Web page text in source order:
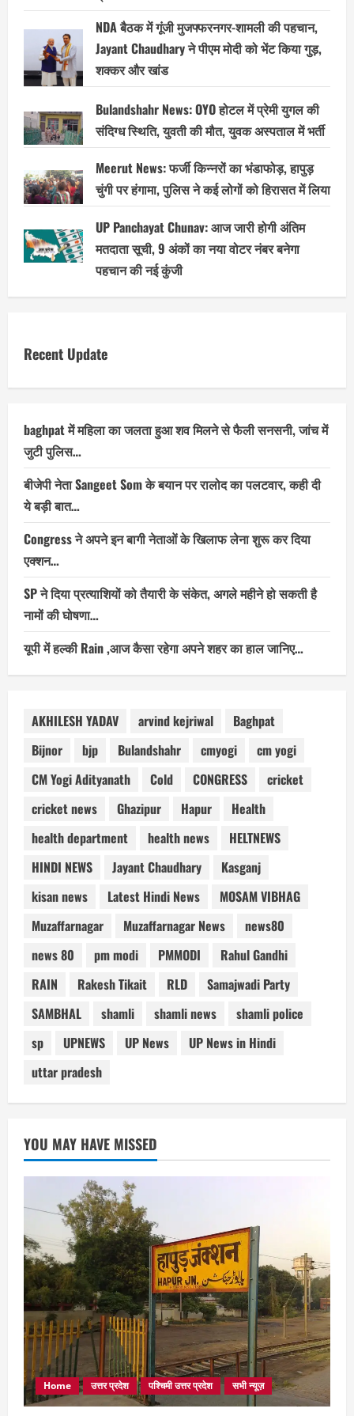
NDA बैठक में गूंजी मुजफ्फरनगर-शामली की पहचान,
Jayant Chaudhary ने पीएम मोदी को भेंट किया गुड़,
शक्कर और खांड
Bulandshahr News: OYO होटल में प्रेमी युगल की
संदिग्ध स्थिति, युवती की मौत, युवक अस्पताल में भर्ती
Meerut News: फर्जी किन्नरों का भंडाफोड़, हापुड़
चुंगी पर हंगामा, पुलिस ने कई लोगों को हिरासत में लिया
UP Panchayat Chunav: आज जारी होगी अंतिम
मतदाता सूची, 9 अंकों का नया वोटर नंबर बनेगा
पहचान की नई कुंजी
Recent Update
baghpat में महिला का जलता हुआ शव मिलने से फैली सनसनी, जांच में
जुटी पुलिस…
बीजेपी नेता Sangeet Som के बयान पर रालोद का पलटवार, कही दी
ये बड़ी बात…
Congress ने अपने इन बागी नेताओं के खिलाफ लेना शुरू कर दिया
एक्शन…
SP ने दिया प्रत्याशियों को तैयारी के संकेत, अगले महीने हो सकती है
नामों की घोषणा…
यूपी में हल्की Rain ,आज कैसा रहेगा अपने शहर का हाल जानिए…
AKHILESH YADAV arvind kejriwal
Baghpat
Bijnor
bjp Bulandshahr cmyogi
cm yogi
CM Yogi Adityanath
Cold CONGRESS
cricket
cricket news
Ghazipur Hapur
Health
health department
health news
HELTNEWS
HINDI NEWS
Jayant Chaudhary
Kasganj
kisan news
Latest Hindi News
MOSAM VIBHAG
Muzaffarnagar
Muzaffarnagar News
news80
news 80
pm modi PMMODI
Rahul Gandhi
RAIN
Rakesh Tikait RLD
Samajwadi Party
SAMBHAL
shamli shamli news
shamli police
sp
UPNEWS UP News
UP News in Hindi
uttar pradesh
YOU MAY HAVE MISSED
Home उत्तर प्रदेश पश्चिमी उत्तर प्रदेश सभी न्यूज़